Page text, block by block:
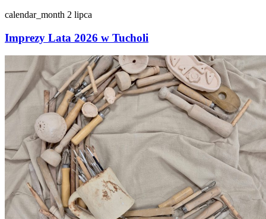
calendar_month 2 lipca
Imprezy Lata 2026 w Tucholi